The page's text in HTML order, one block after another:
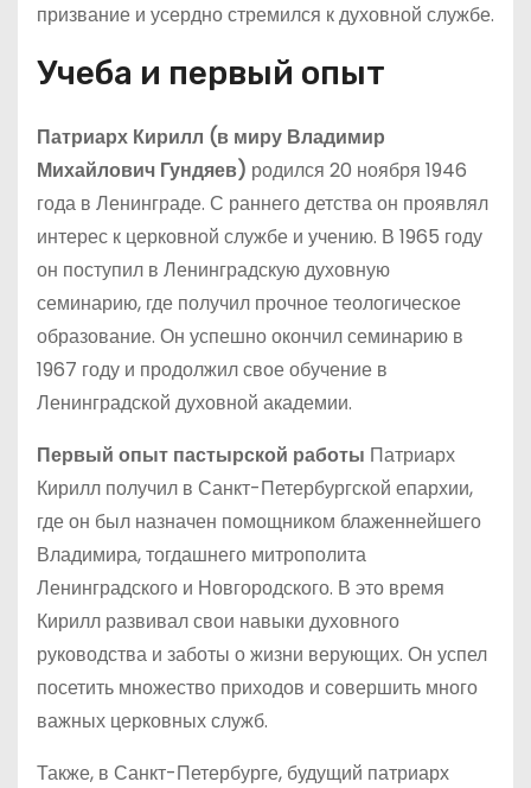
призвание и усердно стремился к духовной службе.
Учеба и первый опыт
Патриарх Кирилл (в миру Владимир
Михайлович Гундяев) родился 20 ноября 1946
года в Ленинграде. С раннего детства он проявлял
интерес к церковной службе и учению. В 1965 году
он поступил в Ленинградскую духовную
семинарию, где получил прочное теологическое
образование. Он успешно окончил семинарию в
1967 году и продолжил свое обучение в
Ленинградской духовной академии.
Первый опыт пастырской работы Патриарх
Кирилл получил в Санкт-Петербургской епархии,
где он был назначен помощником блаженнейшего
Владимира, тогдашнего митрополита
Ленинградского и Новгородского. В это время
Кирилл развивал свои навыки духовного
руководства и заботы о жизни верующих. Он успел
посетить множество приходов и совершить много
важных церковных служб.
Также, в Санкт-Петербурге, будущий патриарх